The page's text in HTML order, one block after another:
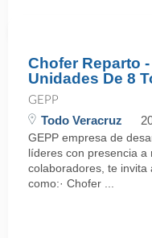
Chofer Reparto
Unidades De 8
GEPP
Todo Veracruz
GEPP empresa de
líderes con presencia a
colaboradores, te invita
como:· Chofer ...